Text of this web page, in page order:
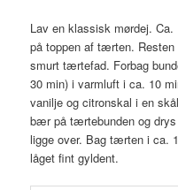
Lav en klassisk mørdej.
på toppen af tærten.
smurt tærtefad. Forbag
30 min) i varmluft i ca. 10
vanilje og citronskal i en
bær på tærtebunden og
ligge over. Bag tærten i ca.
låget fint gyldent.